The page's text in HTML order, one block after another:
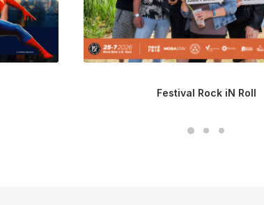
Festival Rock iN Roll